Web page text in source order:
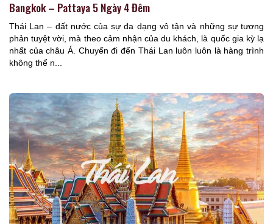
Bangkok – Pattaya 5 Ngày 4 Đêm
Thái Lan – đất nước của sự đa dạng vô tận và những sự tương
phản tuyệt vời, mà theo cảm nhận của du khách, là quốc gia kỳ lạ
nhất của châu Á. Chuyến đi đến Thái Lan luôn luôn là hàng trình
không thể n...